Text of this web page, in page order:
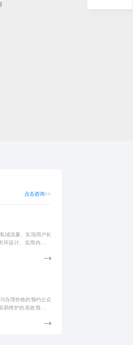
点击咨询>>
域流量、实现用户长
设计、实用内容输
合理价格的预约公众
维护的高效预约系